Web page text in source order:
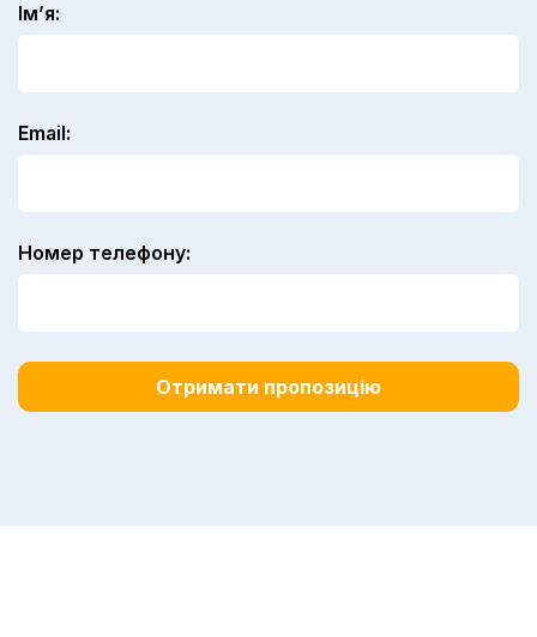
Ім’я:
Email:
Номер телефону: